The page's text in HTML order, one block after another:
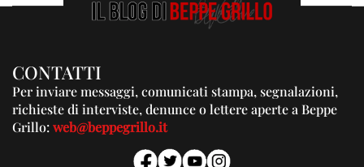
CONTATTI
Per inviare messaggi, comunicati stampa, segnalazioni,
richieste di interviste, denunce o lettere aperte a Beppe
Grillo:web@beppegrillo.it